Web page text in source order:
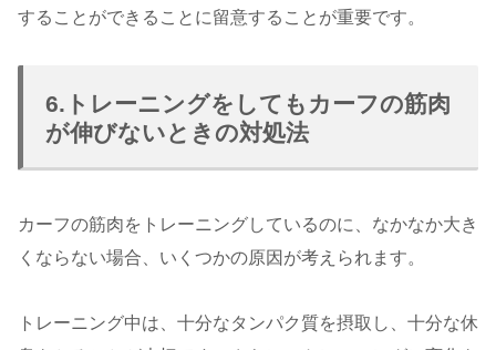
することができることに留意することが重要です。
6.トレーニングをしてもカーフの筋肉
が伸びないときの対処法
カーフの筋肉をトレーニングしているのに、なかなか大き
くならない場合、いくつかの原因が考えられます。
トレーニング中は、十分なタンパク質を摂取し、十分な休